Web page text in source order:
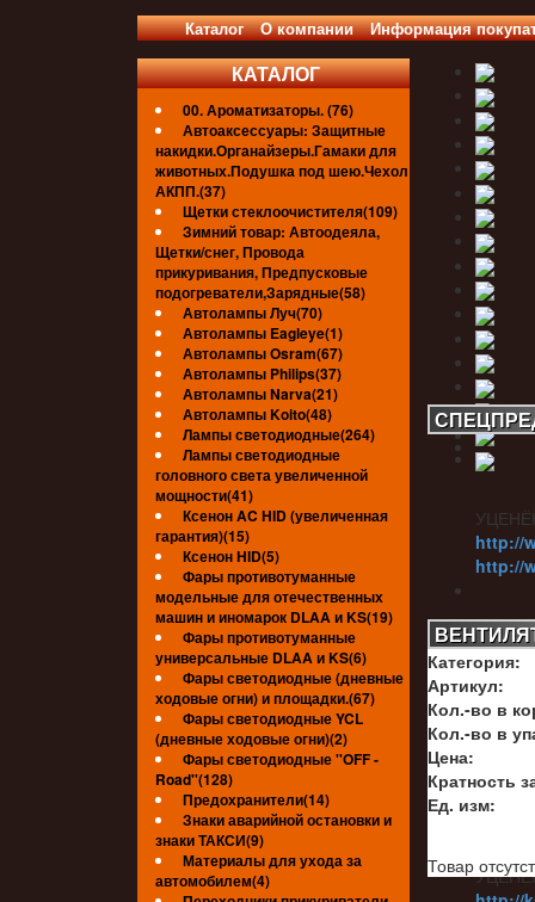
Каталог О компании Информация
КАТАЛОГ
00. Ароматизаторы. (76)
Автоаксессуары: Защитные
накидки.Органайзеры.Гамаки для
животных.Подушка под шею.Чехол
АКПП.(37)
Щетки стеклоочистителя(109)
Зимний товар: Автоодеяла,
Щетки/снег, Провода
прикуривания, Предпусковые
подогреватели,Зарядные(58)
Автолампы Луч(70)
Автолампы Eagleye(1)
Автолампы Osram(67)
Автолампы Philips(37)
Автолампы Narva(21)
Автолампы Koito(48)
Лампы светодиодные(264)
Лампы светодиодные
головного света увеличенной
мощности(41)
Ксенон AC HID (увеличенная
гарантия)(15)
Ксенон HID(5)
Фары противотуманные
модельные для отечественных
машин и иномарок DLAA и KS(19)
Фары противотуманные
универсальные DLAA и KS(6)
Фары светодиодные (дневные
ходовые огни) и площадки.(67)
Фары светодиодные YCL
(дневные ходовые огни)(2)
Фары светодиодные ''OFF -
Road''(128)
Предохранители(14)
Знаки аварийной остановки и
знаки ТАКСИ(9)
Материалы для ухода за
автомобилем(4)
http://
http://
http://
Категория:
Артикул:
Кол.-во в
Кол.-во в
Цена:
Кратность
Ед. изм:
Товар